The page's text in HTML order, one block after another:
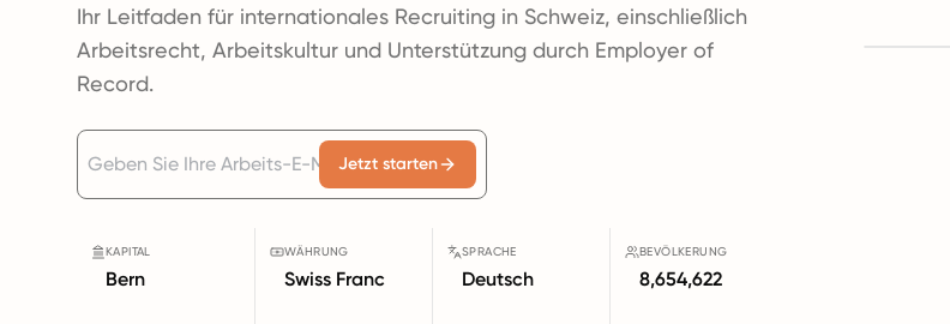
Ihr Leitfaden für internationales Recruiting in Schweiz, einschließlich
Arbeitsrecht, Arbeitskultur und Unterstützung durch Employer of
Record.
Jetzt starten
KAPITAL
Bern
WÄHRUNG
Swiss Franc
SPRACHE
Deutsch
BEVÖLKERUNG
8,654,622